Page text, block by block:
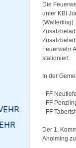
Die
unter KBI
Feuerwehr
stationiert.
In der
- FF
- FF
- FF
Der 1.
Aholming